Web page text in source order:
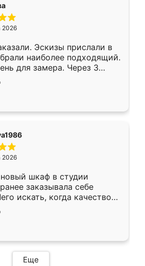
2026
Эскизы прислали в
наиболее подходящий.
для замера. Через 3
уже готова. Остались
Спасибо Ренессанс
работу!
2026
новый шкаф в студии
заказывала себе
искать, когда качеством
Служит кухня уже почти
нет.
Еще